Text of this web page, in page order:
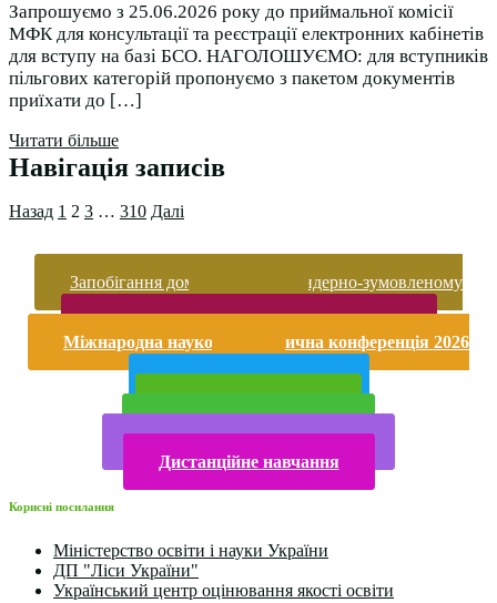
Запрошуємо з 25.06.2026 року до приймальної комісії
МФК для консультації та реєстрації електронних кабінетів
для вступу на базі БСО. НАГОЛОШУЄМО: для вступників
пільгових категорій пропонуємо з пакетом документів
приїхати до […]
Читати більше
Навігація записів
Назад 1 2 3 … 310 Далі
Запобігання домашньому та гендерно-зумовленому
Міжнародна науково-практична конференція 2026
Дистанційне навчання
Корисні посилання
Міністерство освіти і науки України
ДП "Ліси України"
Український центр оцінювання якості освіти